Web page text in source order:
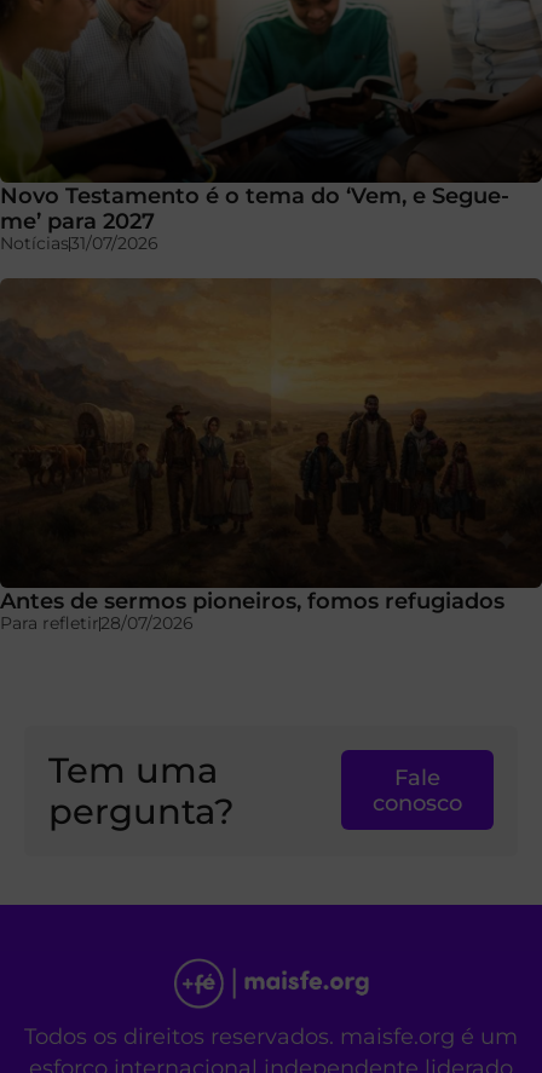
Novo Testamento é o tema do ‘Vem, e Segue-
me’ para 2027
Notícias31/07/2026
Antes de sermos pioneiros, fomos refugiados
Para refletir28/07/2026
Tem uma
pergunta?
Fale
conosco
Todos os direitos reservados. maisfe.org é um
esforço internacional independente liderado